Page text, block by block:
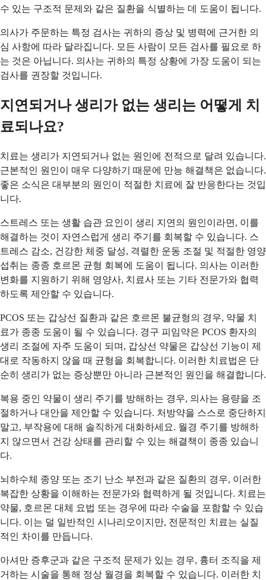
수 있는 구조적 문제와 같은 질환을 식별하는 데 도움이 됩니다.
의사가 주문하는 특정 검사는 귀하의 증상 및 병력에 근거한 의
심 사항에 따라 달라집니다. 모든 사람이 모든 검사를 필요로 하
는 것은 아닙니다. 의사는 귀하의 특정 상황에 가장 도움이 되는
검사를 권장할 것입니다.
지연되거나 생리가 없는 생리는 어떻게 치
료되나요?
치료는 생리가 지연되거나 없는 원인에 전적으로 달려 있습니다.
근본적인 원인이 매우 다양하기 때문에 만능 해결책은 없습니다.
좋은 소식은 대부분의 원인이 적절한 치료에 잘 반응한다는 것입
니다.
스트레스 또는 생활 습관 요인이 생리 지연의 원인이라면, 이를
해결하는 것이 자연스럽게 생리 주기를 회복할 수 있습니다. 스
트레스 감소, 건강한 체중 달성, 격렬한 운동 조절 및 적절한 영양
섭취는 종종 호르몬 균형 회복에 도움이 됩니다. 의사는 이러한
변화를 지원하기 위해 영양사, 치료사 또는 기타 전문가와 협력
하도록 제안할 수 있습니다.
PCOS 또는 갑상선 질환과 같은 호르몬 불균형의 경우, 약물 치
료가 종종 도움이 될 수 있습니다. 경구 피임약은 PCOS 환자의
생리 조절에 자주 도움이 되며, 갑상선 약물은 갑상선 기능이 제
대로 작동하지 않을 때 균형을 회복합니다. 이러한 치료법은 단
순히 생리가 없는 증상뿐만 아니라 근본적인 원인을 해결합니다.
복용 중인 약물이 생리 주기를 방해하는 경우, 의사는 용량을 조
절하거나 대안을 제안할 수 있습니다. 처방약을 스스로 중단하지
말고, 부작용에 대해 솔직하게 대화하세요. 월경 주기를 방해하
지 않으면서 건강 상태를 관리할 수 있는 해결책이 종종 있습니
다.
뇌하수체 종양 또는 조기 난소 부전과 같은 질환의 경우, 이러한
복잡한 상황을 이해하는 전문가와 협력하게 될 것입니다. 치료는
약물, 호르몬 대체 요법 또는 경우에 따라 수술을 포함할 수 있습
니다. 이는 덜 일반적인 시나리오이지만, 전문적인 치료는 실질
적인 차이를 만듭니다.
아셔만 증후군과 같은 구조적 문제가 있는 경우, 흉터 조직을 제
거하는 시술을 통해 정상 월경을 회복할 수 있습니다. 이러한 치